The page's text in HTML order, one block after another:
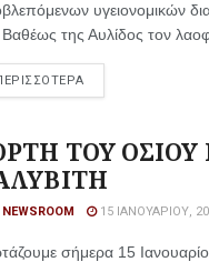
υγειονομικών
της Αυλίδος τον
ΤΟΥ
NEWSROOM 15 ΙΑΝΟΥΑΡΊΟΥ,
σήμερα 15